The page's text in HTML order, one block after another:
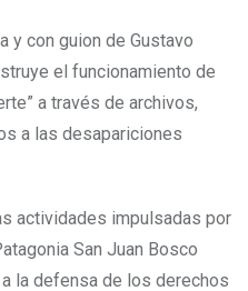
y con guion de Gustavo
el funcionamiento de
a través de archivos,
a las desapariciones
actividades impulsadas por
San Juan Bosco
la defensa de los derechos